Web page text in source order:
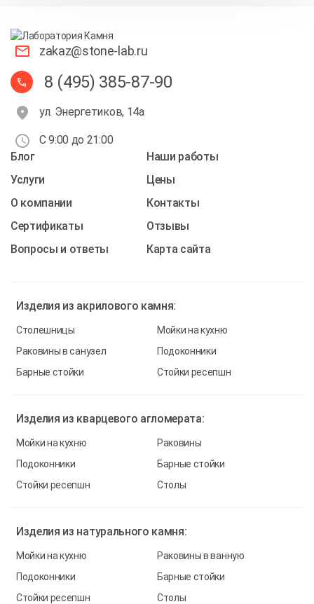
zakaz@stone-lab.ru
8 (495) 385-87-90
ул. Энергетиков, 14а
С 9:00 до 21:00
Блог
Наши работы
Услуги
Цены
О компании
Контакты
Cертификаты
Отзывы
Вопросы и ответы
Карта сайта
Изделия из акрилового камня:
Столешницы
Мойки на кухню
Раковины в санузел
Подоконники
Барные стойки
Стойки ресепшн
Изделия из кварцевого агломерата:
Мойки на кухню
Раковины
Подоконники
Барные стойки
Стойки ресепшн
Столы
Изделия из натурального камня:
Мойки на кухню
Раковины в ванную
Подоконники
Барные стойки
Стойки ресепшн
Столы